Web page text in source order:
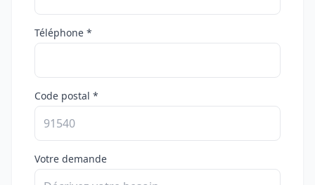
Téléphone *
Code postal *
Votre demande